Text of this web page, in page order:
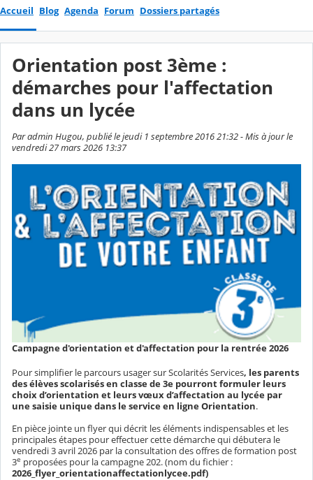
Accueil Blog Agenda Forum Dossiers partagés
Orientation post 3ème :
démarches pour l'affectation
dans un lycée
Par admin Hugou, publié le jeudi 1 septembre 2016 21:32 - Mis à jour le
vendredi 27 mars 2026 13:37
Campagne d'orientation et d'affectation pour la rentrée 2026
Pour simplifier le parcours usager sur Scolarités Services, les parents
des élèves scolarisés en classe de 3e pourront formuler leurs
choix d’orientation et leurs vœux d’affectation au lycée par
une saisie unique dans le service en ligne Orientation.
En pièce jointe un flyer qui décrit les éléments indispensables et les
principales étapes pour effectuer cette démarche qui débutera le
vendredi 3 avril 2026 par la consultation des offres de formation post
3e proposées pour la campagne 202. (nom du fichier :
2026_flyer_orientationaffectationlycee.pdf)